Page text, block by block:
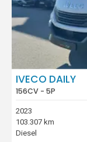
IVECO DAILY
156CV - 5P
2023
103.307 km
Diesel